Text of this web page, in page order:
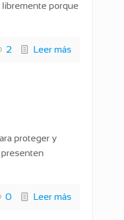
porque
2 Leer más
proteger y
0 Leer más